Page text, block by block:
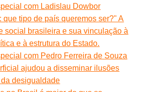
com Ladislau Dowbor
que tipo de país queremos ser?" A
social brasileira e sua vinculação à
e à estrutura do Estado.
com Pedro Ferreira de Souza
ajudou a disseminar ilusões
desigualdade